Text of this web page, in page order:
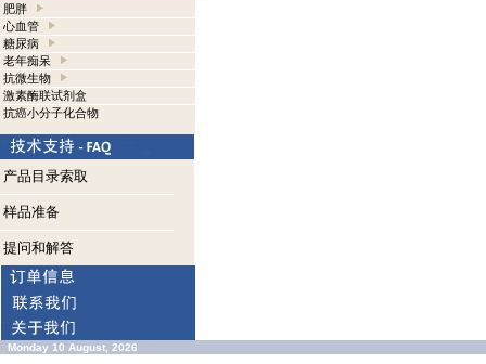
肥胖
心血管
糖尿病
老年痴呆
抗微生物
激素酶联试剂盒
抗癌小分子化合物
产品目录索取
样品准备
提问和解答
Monday 10 August, 2026